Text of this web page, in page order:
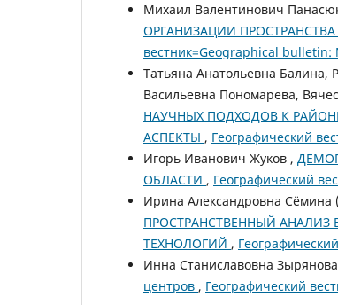
Михаил Валентинович
ОРГАНИЗАЦИИ
вестник=Geographical
Татьяна Анатольевна Балина,
Васильевна Пономарева,
НАУЧНЫХ ПОДХОДОВ К
АСПЕКТЫ , Географический
Игорь Иванович Жуков ,
ОБЛАСТИ , Географический
Ирина Александровна Сёмина
ПРОСТРАНСТВЕННЫЙ
ТЕХНОЛОГИЙ ,
Инна Станиславовна
центров , Географический